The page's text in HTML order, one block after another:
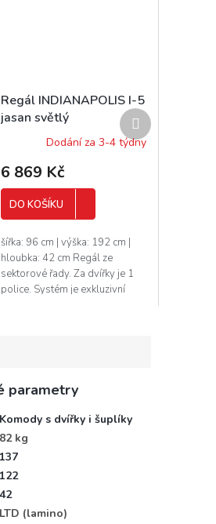
Regál INDIANAPOLIS I-5
jasan světlý
Dodání za 3-4 týdny
6 869 Kč
DO KOŠÍKU
šířka: 96 cm | výška: 192 cm |
hloubka: 42 cm Regál ze
sektorové řady. Za dvířky je 1
police. Systém je exkluzivní
Další
produkt
parametry
Komody s dvířky i šuplíky
82 kg
137
122
42
LTD (lamino)